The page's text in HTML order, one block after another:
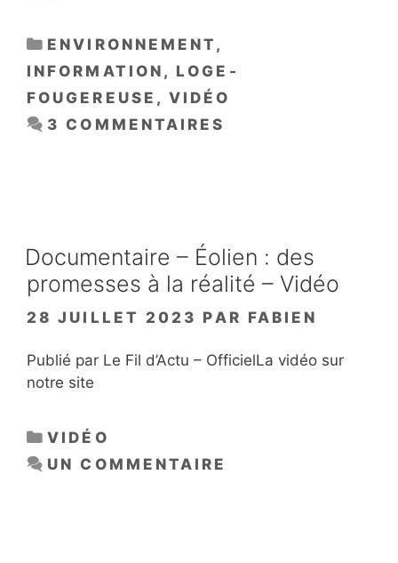
CATÉGORIES
ENVIRONNEMENT ,
INFORMATION , LOGE-
FOUGEREUSE ,VIDÉO
3 COMMENTAIRES
Documentaire – Éolien : des
promesses à la réalité – Vidéo
28 JUILLET 2023 PAR FABIEN
Publié par Le Fil d’Actu – OfficielLa vidéo sur
notre site
CATÉGORIES
VIDÉO
UN COMMENTAIRE